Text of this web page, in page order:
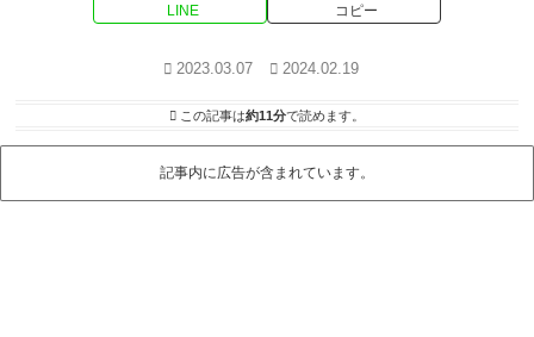
LINE コピー
2023.03.07 2024.02.19
この記事は約11分で読めます。
記事内に広告が含まれています。